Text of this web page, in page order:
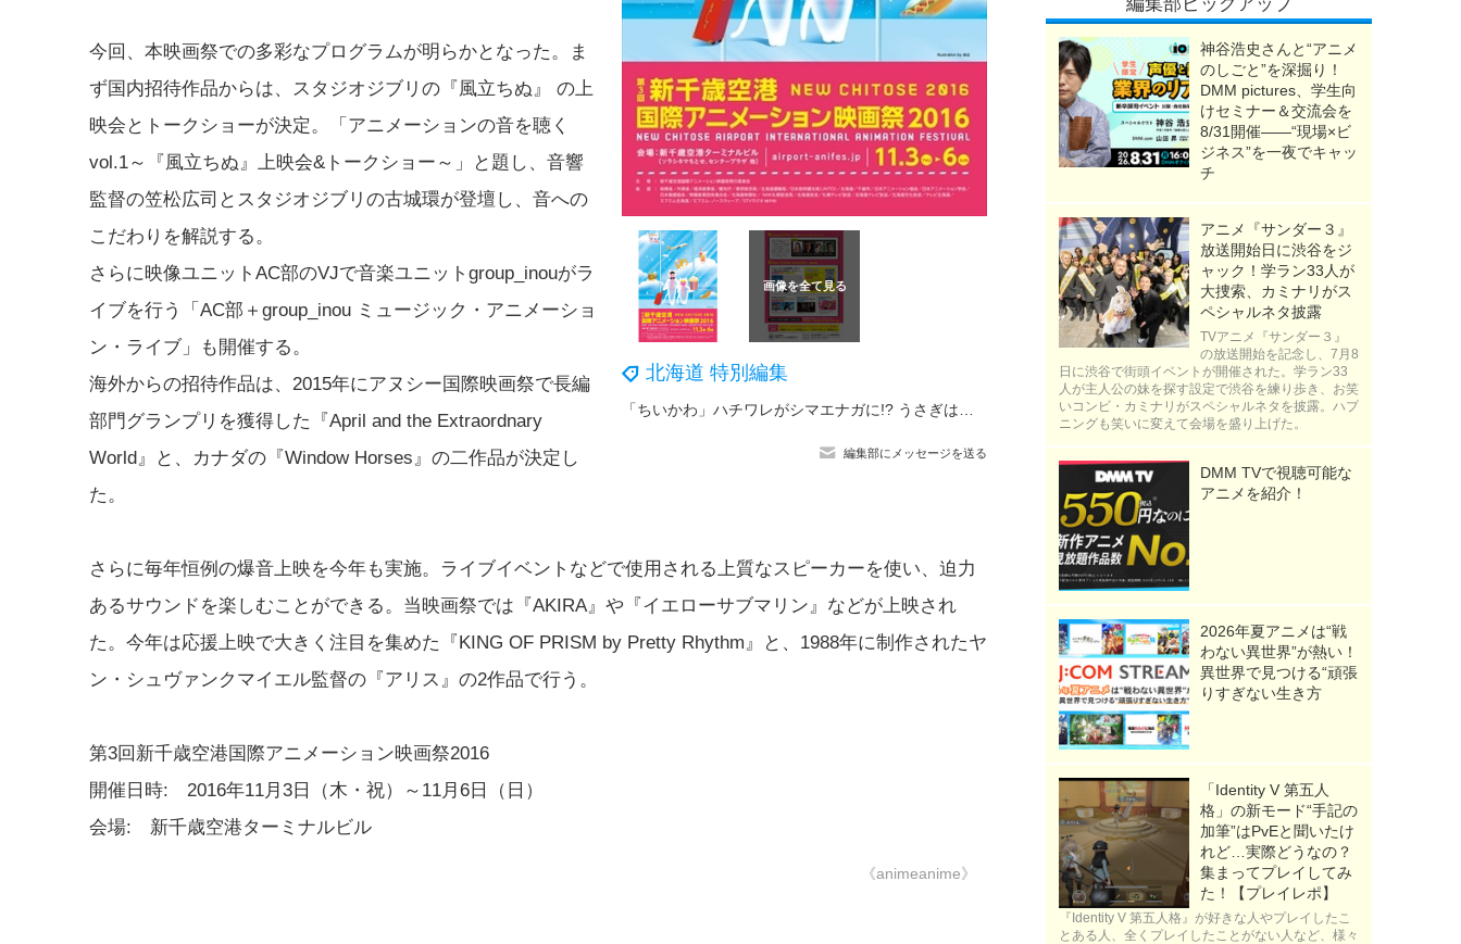
北海道 特別編集
編集部にメッセージを送る
今回、本映画祭での多彩なプログラムが明らかとなった。ま
ず国内招待作品からは、スタジオジブリの『風立ちぬ』 の上
映会とトークショーが決定。「アニメーションの音を聴く
vol.1～『風立ちぬ』上映会&トークショー～」と題し、音響
監督の笠松広司とスタジオジブリの古城環が登壇し、音への
こだわりを解説する。
さらに映像ユニットAC部のVJで音楽ユニットgroup_inouがラ
イブを行う「AC部＋group_inou ミュージック・アニメーショ
ン・ライブ」も開催する。
海外からの招待作品は、2015年にアヌシー国際映画祭で長編
部門グランプリを獲得した『April and the Extraordnary
World』と、カナダの『Window Horses』の二作品が決定し
た。
さらに毎年恒例の爆音上映を今年も実施。ライブイベントなどで使用される上質なスピーカーを使い、迫力
あるサウンドを楽しむことができる。当映画祭では『AKIRA』や『イエローサブマリン』などが上映され
た。今年は応援上映で大きく注目を集めた『KING OF PRISM by Pretty Rhythm』と、1988年に制作されたヤ
ン・シュヴァンクマイエル監督の『アリス』の2作品で行う。
第3回新千歳空港国際アニメーション映画祭2016
開催日時: 2016年11月3日（木・祝）～11月6日（日）
会場: 新千歳空港ターミナルビル
《animeanime》
神谷浩史さんと“アニメ
のしごと”を深掘り！
DMM pictures、学生向
けセミナー＆交流会を
8/31開催――“現場×ビ
ジネス”を一夜でキャッ
チ
アニメ『サンダー３』
放送開始日に渋谷をジ
ャック！学ラン33人が
大捜索、カミナリがス
ペシャルネタ披露
TVアニメ『サンダー３』
の放送開始を記念し、7月8
日に渋谷で街頭イベントが開催された。学ラン33
人が主人公の妹を探す設定で渋谷を練り歩き、お笑
いコンビ・カミナリがスペシャルネタを披露。ハプ
ニングも笑いに変えて会場を盛り上げた。
DMM TVで視聴可能な
アニメを紹介！
2026年夏アニメは“戦
わない異世界”が熱い！
異世界で見つける“頑張
りすぎない生き方
「Identity V 第五人
格」の新モード“手記の
加筆”はPvEと聞いたけ
れど…実際どうなの？
集まってプレイしてみ
た！【プレイレポ】
『Identity V 第五人格』が好きな人やプレイしたこ
とある人、全くプレイしたことがない人など、様々